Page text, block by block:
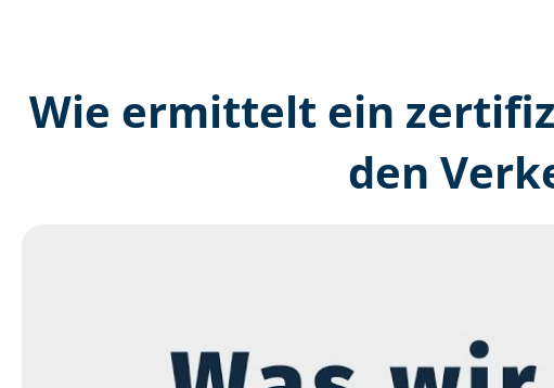
Wie ermittelt ein
den